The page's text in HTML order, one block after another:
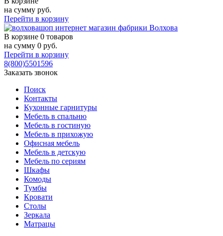
на сумму руб.
Перейти в корзину
В корзине 0 товаров
на сумму 0 руб.
Перейти в корзину
8(800)5501596
Заказать звонок
Поиск
Контакты
Кухонные гарнитуры
Мебель в спальню
Мебель в гостиную
Мебель в прихожую
Офисная мебель
Мебель в детскую
Мебель по сериям
Шкафы
Комоды
Тумбы
Кровати
Столы
Зеркала
Матрацы